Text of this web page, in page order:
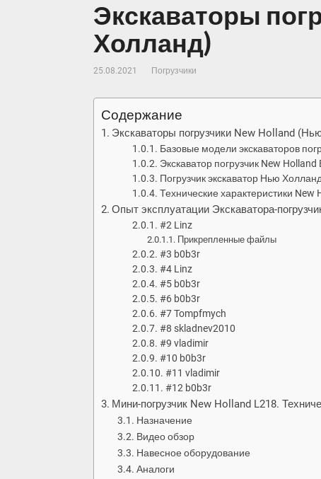
Экскаваторы
Холланд)
25.08.2021 Погрузчики
Содержание
Экскаваторы погрузчики New Holland
Базовые модели экскаваторов
Экскаватор погрузчик New Holland
Погрузчик экскаватор Нью
Технические характеристики New
Опыт эксплуатации Экскаватора-
#2 Linz
Прикрепленные файлы
#3 b0b3r
#4 Linz
#5 b0b3r
#6 b0b3r
#7 Tompfmych
#8 skladnev2010
#9 vladimir
#10 b0b3r
#11 vladimir
#12 b0b3r
Мини-погрузчик New Holland L218.
Назначение
Видео обзор
Навесное оборудование
Аналоги